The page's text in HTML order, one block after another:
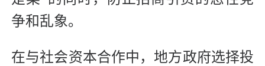
争和乱象。
在与社会资本合作中，地方政府选择投